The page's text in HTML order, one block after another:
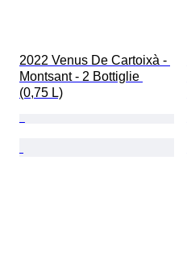
2022 Venus De Cartoixà -
Montsant - 2 Bottiglie
(0,75 L)